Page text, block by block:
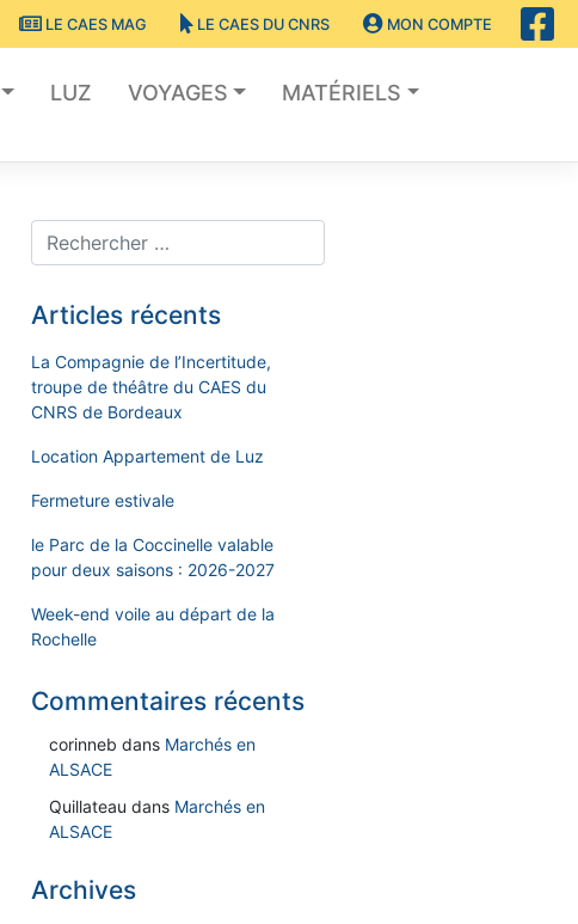
LE CAES MAG LE CAES DU CNRS MON COMPTE
LUZ VOYAGES
MATÉRIELS
Articles récents
La Compagnie de l’Incertitude,
troupe de théâtre du CAES du
CNRS de Bordeaux
Location Appartement de Luz
Fermeture estivale
le Parc de la Coccinelle valable
pour deux saisons : 2026-2027
Week-end voile au départ de la
Rochelle
Commentaires récents
corinneb dans Marchés en
ALSACE
Quillateau dans Marchés en
ALSACE
Archives